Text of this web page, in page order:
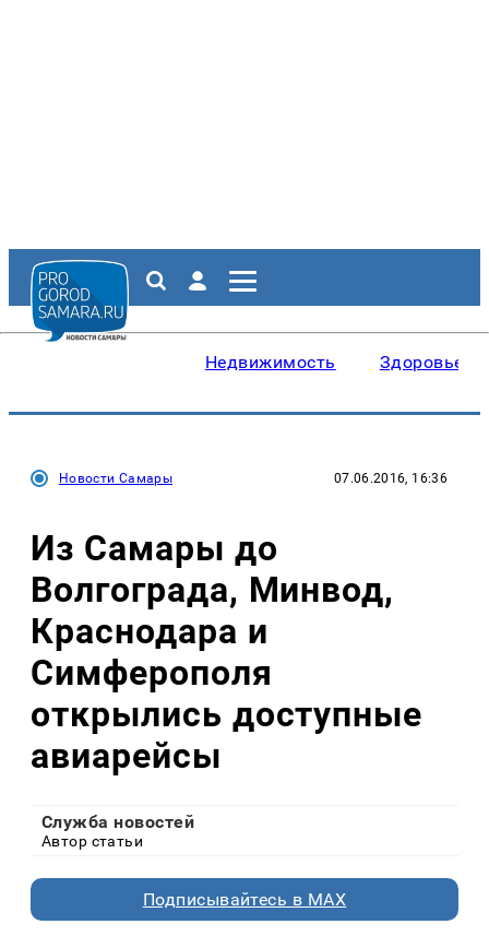
Недвижимость Здоровье
Новости Самары 07.06.2016, 16:36
Из Самары до
Волгограда, Минвод,
Краснодара и
Симферополя
открылись доступные
авиарейсы
Служба новостей
Автор статьи
Подписывайтесь в MAX